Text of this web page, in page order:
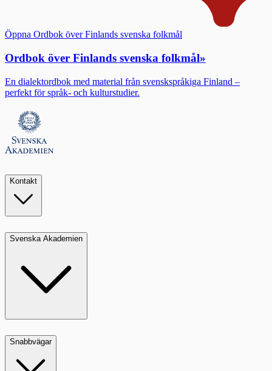
Öppna Ordbok över Finlands svenska folkmål
Ordbok över Finlands svenska folkmål»
En dialektordbok med material från svenskspråkiga Finland –
perfekt för språk- och kulturstudier.
Kontakt
Svenska Akademien
Snabbvägar